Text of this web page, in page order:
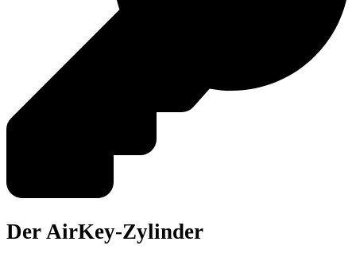
Der AirKey-Zylinder